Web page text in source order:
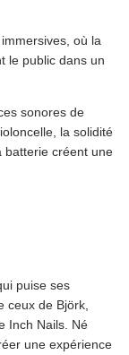
où la
le public dans un
sonores de
la solidité
batterie créent une
puise ses
ceux de Björk,
Inch Nails. Né
une expérience